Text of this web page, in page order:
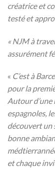
créatrice et
testé et
« NJM à
assurément
« C’est à
pour la
Autour
espagnoles,
découvert un
bonne
et chaque